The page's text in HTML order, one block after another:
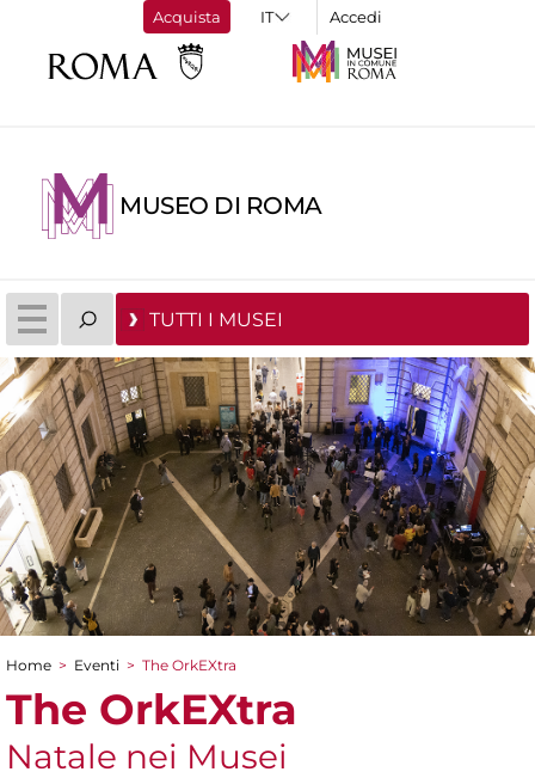
Acquista Accedi
MUSEO DI ROMA
TUTTI I MUSEI
Tu sei qui
Home > Eventi > The OrkEXtra
The OrkEXtra
Natale nei Musei